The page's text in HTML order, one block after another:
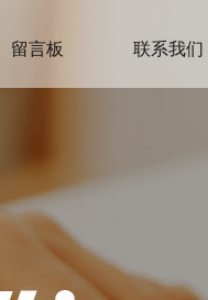
留言板 联系我们